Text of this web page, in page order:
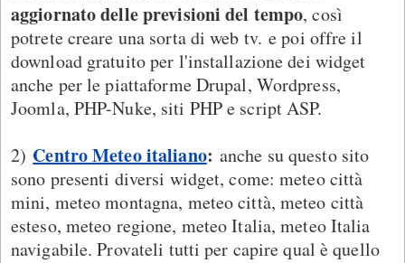
aggiornato delle previsioni del tempo, così
potrete creare una sorta di web tv. e poi offre il
download gratuito per l'installazione dei widget
anche per le piattaforme Drupal, Wordpress,
Joomla, PHP-Nuke, siti PHP e script ASP.
2) Centro Meteo italiano: anche su questo sito
sono presenti diversi widget, come: meteo città
mini, meteo montagna, meteo città, meteo città
esteso, meteo regione, meteo Italia, meteo Italia
navigabile. Provateli tutti per capire qual è quello